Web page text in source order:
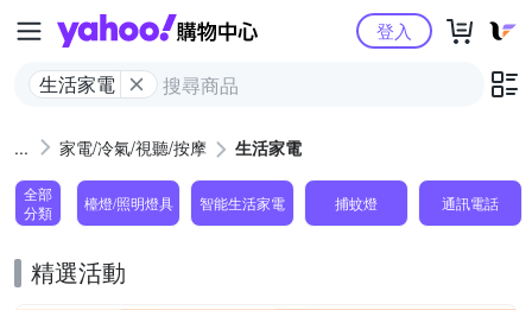
Yahoo購物中心
生活家電
登入
家電/冷氣/視聽/按摩 生活家電
全部
分類
檯燈/照明燈具 智能生活家電 捕蚊燈 通訊電話
精選活動